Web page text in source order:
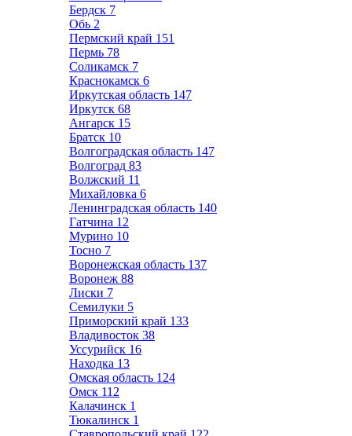
Бердск 7
Обь 2
Пермский край 151
Пермь 78
Соликамск 7
Краснокамск 6
Иркутская область 147
Иркутск 68
Ангарск 15
Братск 10
Волгоградская область 147
Волгоград 83
Волжский 11
Михайловка 6
Ленинградская область 140
Гатчина 12
Мурино 10
Тосно 7
Воронежская область 137
Воронеж 88
Лиски 7
Семилуки 5
Приморский край 133
Владивосток 38
Уссурийск 16
Находка 13
Омская область 124
Омск 112
Калачинск 1
Тюкалинск 1